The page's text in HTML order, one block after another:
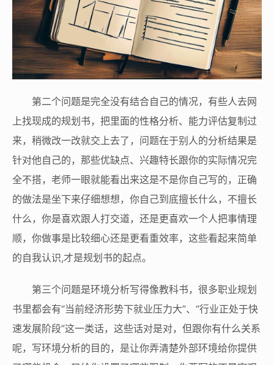
第二个问题是完全没有结合自己的情况，有些人去网
上找现成的规划书，把里面的性格分析、能力评估复制过
来，稍微改一改就交上去了，问题在于别人的分析结果是
针对他自己的，那些优缺点、兴趣特长跟你的实际情况完
全不搭，老师一眼就能看出来这是不是你自己写的，正确
的做法是坐下来仔细想想，你自己到底擅长什么，不擅长
什么，你是喜欢跟人打交道，还是更喜欢一个人把事情理
顺，你做事是比较细心还是更看重效率，这些看起来简单
的自我认识,才是规划书的起点。
第三个问题是环境分析写得像教科书，很多职业规划
书里都会有“当前经济形势下就业压力大”、“行业正处于快
速发展阶段”这一类话，这些话对是对，但跟你有什么关系
呢，写环境分析的目的，是让你弄清楚外部环境给你提供